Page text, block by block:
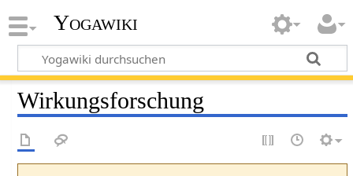
Yogawiki
Wirkungsforschung